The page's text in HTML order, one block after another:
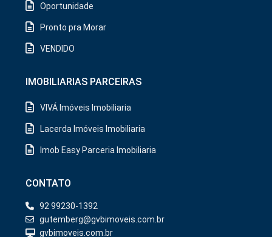
Oportunidade
Pronto pra Morar
VENDIDO
IMOBILIARIAS PARCEIRAS
VIVÁ Imóveis Imobiliaria
Lacerda Imóveis Imobiliaria
Imob Easy Parceria Imobiliaria
CONTATO
92 99230-1392
gutemberg@gvbimoveis.com.br
gvbimoveis.com.br